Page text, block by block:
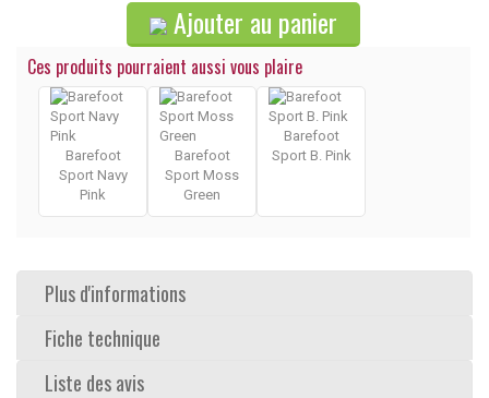
Ajouter au panier
Ces produits pourraient aussi vous plaire
Barefoot
Sport Navy
Pink
Barefoot
Sport Moss
Green
Barefoot
Sport B. Pink
Plus d'informations
Fiche technique
Liste des avis